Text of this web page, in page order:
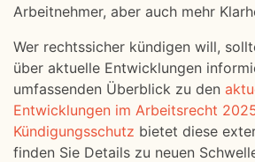
Arbeitnehmer, aber auch mehr
Wer rechtssicher kündigen will,
über aktuelle Entwicklungen
umfassenden Überblick zu den
Entwicklungen im Arbeitsrecht
Kündigungsschutz bietet diese
finden Sie Details zu neuen